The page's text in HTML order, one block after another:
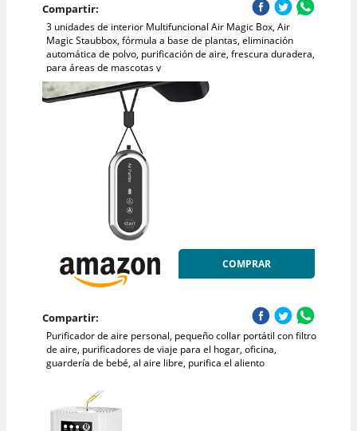
Compartir:
3 unidades de interior Multifuncional Air Magic Box, Air
Magic Staubbox, fórmula a base de plantas, eliminación
automática de polvo, purificación de aire, frescura duradera,
para áreas de mascotas y
COMPRAR
Compartir:
Purificador de aire personal, pequeño collar portátil con filtro
de aire, purificadores de viaje para el hogar, oficina,
guardería de bebé, al aire libre, purifica el aliento